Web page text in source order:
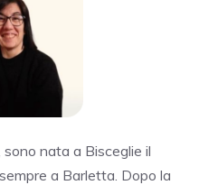
nata a Bisceglie il
a Barletta. Dopo la